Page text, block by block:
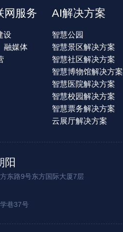
网服务
设
融媒体
AI解决方案
智慧公园
智慧景区解决方案
智慧社区解决方案
智慧博物馆解决方案
智慧医院解决方案
智慧校园解决方案
智慧票务解决方案
云展厅解决方案
阳
东路9号东方国际大厦7层
巷37号